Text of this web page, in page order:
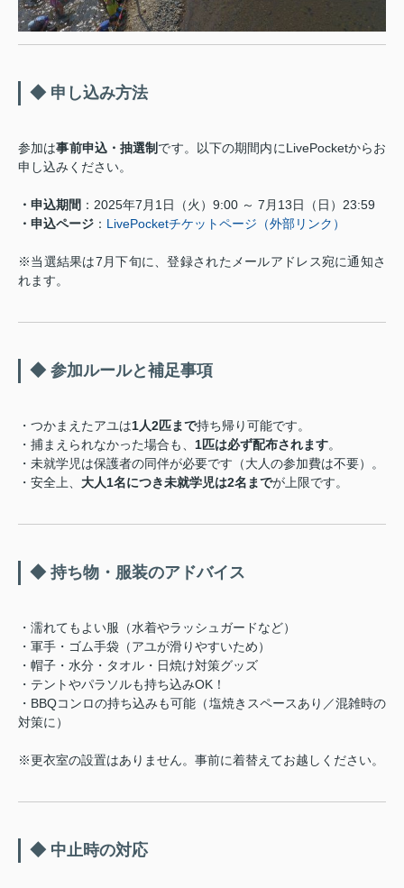
◆ 申し込み方法
参加は事前申込・抽選制 です。以下の期間内にLivePocketからお
申し込みください。
・申込期間 ：2025年7月1日（火）9:00 ～ 7月13日（日）23:59
・申込ページ ： LivePocketチケットページ（外部リンク）
※当選結果は7月下旬に、登録されたメールアドレス宛に通知さ
れます。
◆ 参加ルールと補足事項
・つかまえたアユは1人2匹まで持ち帰り可能です。
・捕まえられなかった場合も、 1匹は必ず配布されます。
・未就学児は保護者の同伴が必要です（大人の参加費は不要）。
・安全上、 大人1名につき未就学児は2名までが上限です。
◆ 持ち物・服装のアドバイス
・濡れてもよい服（水着やラッシュガードなど）
・軍手・ゴム手袋（アユが滑りやすいため）
・帽子・水分・タオル・日焼け対策グッズ
・テントやパラソルも持ち込みOK！
・BBQコンロの持ち込みも可能（塩焼きスペースあり／混雑時の
対策に）
※更衣室の設置はありません。事前に着替えてお越しください。
◆ 中止時の対応